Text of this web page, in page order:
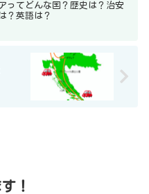
ってどんな国？歴史は？治安
？英語は？
！